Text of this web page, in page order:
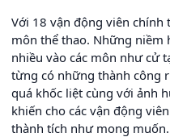
Với 18 vận động viên chính
môn thể thao. Những niềm
nhiều vào các môn như cử
từng có những thành công
quá khốc liệt cùng với ảnh
khiến cho các vận động
thành tích như mong muốn.